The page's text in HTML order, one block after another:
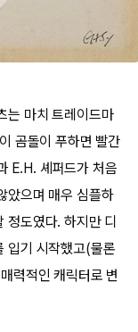
는 마치 트레이드마
곰돌이 푸하면 빨간
E.H. 셰퍼드가 처음
았으며 매우 심플하
정도였다. 하지만 디
입기 시작했고(물론
력적인 캐릭터로 변